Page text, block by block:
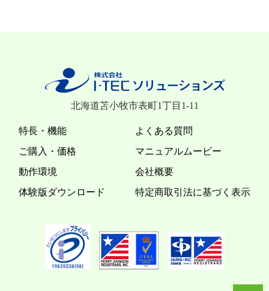
北海道苫小牧市表町1丁目1-11
特長・機能
ご購入・価格
動作環境
体験版ダウンロード
よくある質問
マニュアルムービー
会社概要
特定商取引法に基づく表示